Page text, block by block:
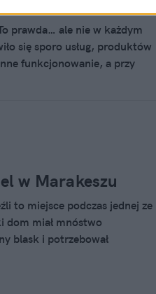
prawda… ale nie w każdym
się sporo usług, produktów
funkcjonowanie, a przy
w Marakeszu
to miejsce podczas jednej ze
dom miał mnóstwo
blask i potrzebował